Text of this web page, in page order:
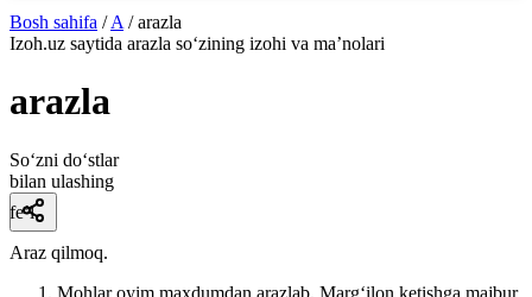
Bosh sahifa / A / arazla
Izoh.uz saytida arazla so‘zining izohi va ma’nolari
arazla
So‘zni do‘stlar
bilan ulashing
fe’l
Araz qilmoq.
Mohlar oyim maxdumdan arazlab, Margʻilon ketishga majbur